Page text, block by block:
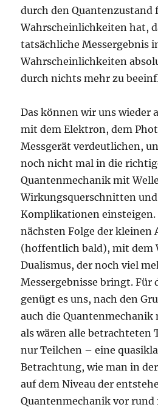
durch den Quantenzustand
Wahrscheinlichkeiten hat,
tatsächliche Messergebnis
Wahrscheinlichkeiten
durch nichts mehr zu
Das können wir uns wieder
mit dem Elektron, dem
Messgerät verdeutlichen,
noch nicht mal in die
Quantenmechanik mit
Wirkungsquerschnitten und
Komplikationen
nächsten Folge der kleinen
(hoffentlich bald), mit dem
Dualismus, der noch viel
Messergebnisse bringt. Für
genügt es uns, nach den
auch die Quantenmechanik
als wären alle betrachteten
nur Teilchen – eine
Betrachtung, wie man in
auf dem Niveau der
Quantenmechanik vor rund